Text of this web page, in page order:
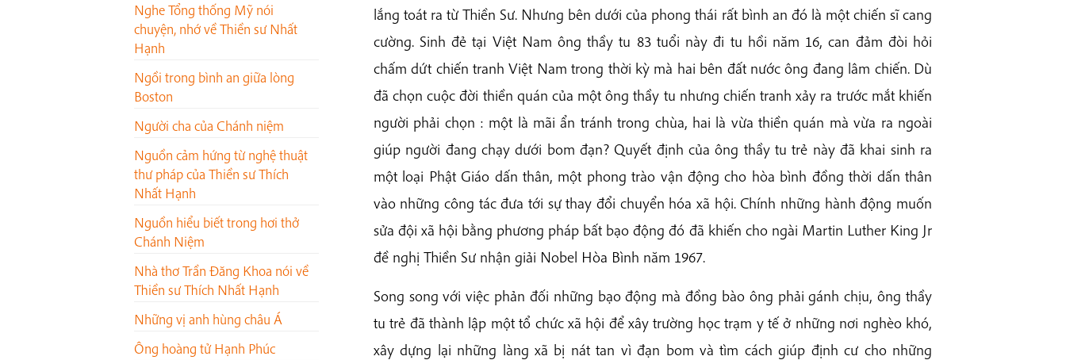
Nghe Tổng thống Mỹ nói
chuyện, nhớ về Thiền sư Nhất
Hạnh
Ngồi trong bình an giữa lòng
Boston
Người cha của Chánh niệm
Nguồn cảm hứng từ nghệ thuật
thư pháp của Thiền sư Thích
Nhất Hạnh
Nguồn hiểu biết trong hơi thở
Chánh Niệm
Nhà thơ Trần Đăng Khoa nói về
Thiền sư Thích Nhất Hạnh
Những vị anh hùng châu Á
Ông hoàng tử Hạnh Phúc
lắng toát ra từ Thiền Sư. Nhưng bên dưới của phong thái rất bình an đó là một chiến sĩ cang
cường. Sinh đẻ tại Việt Nam ông thầy tu 83 tuổi này đi tu hồi năm 16, can đảm đòi hỏi
chấm dứt chiến tranh Việt Nam trong thời kỳ mà hai bên đất nước ông đang lâm chiến. Dù
đã chọn cuộc đời thiền quán của một ông thầy tu nhưng chiến tranh xảy ra trước mắt khiến
người phải chọn : một là mãi ẩn tránh trong chùa, hai là vừa thiền quán mà vừa ra ngoài
giúp người đang chạy dưới bom đạn? Quyết định của ông thầy tu trẻ này đã khai sinh ra
một loại Phật Giáo dấn thân, một phong trào vận động cho hòa bình đồng thời dấn thân
vào những công tác đưa tới sự thay đổi chuyển hóa xã hội. Chính những hành động muốn
sửa đội xã hội bằng phương pháp bất bạo động đó đã khiến cho ngài Martin Luther King Jr
đề nghị Thiền Sư nhận giải Nobel Hòa Bình năm 1967.
Song song với việc phản đối những bạo động mà đồng bào ông phải gánh chịu, ông thầy
tu trẻ đã thành lập một tổ chức xã hội để xây trường học trạm y tế ở những nơi nghèo khó,
xây dựng lại những làng xã bị nát tan vì đạn bom và tìm cách giúp định cư cho những